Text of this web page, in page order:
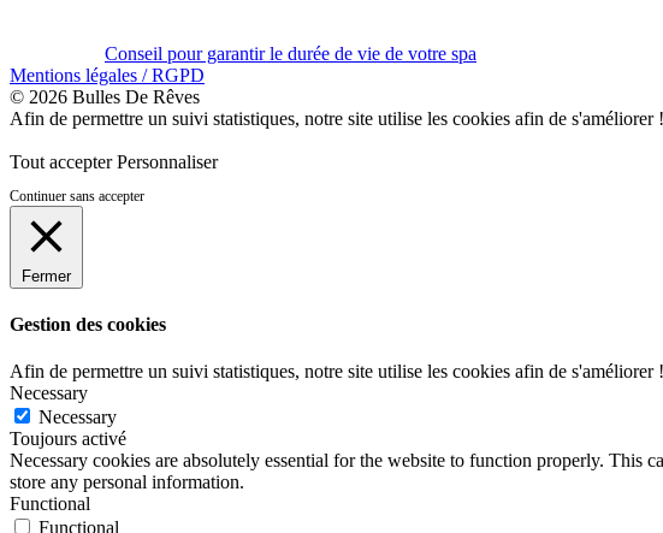
Conseil pour garantir le durée de vie de votre spa
Mentions légales / RGPD
© 2026 Bulles De Rêves
Afin de permettre un suivi statistiques, notre site utilise les cookies afin de s'améliorer !
Tout accepter Personnaliser
Continuer sans accepter
Fermer
Gestion des cookies
Afin de permettre un suivi statistiques, notre site utilise les cookies afin de s'améliorer !
Necessary
Necessary
Toujours activé
Necessary cookies are absolutely essential for the website to function properly. This
store any personal information.
Functional
Functional